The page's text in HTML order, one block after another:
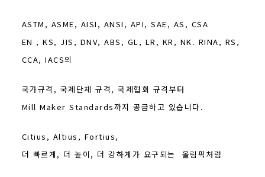
ASTM, ASME, AISI, ANSI, API, SAE, AS, CSA
EN , KS, JIS, DNV, ABS, GL, LR, KR, NK. RINA, RS,
CCA, IACS의
국가규격, 국제단체 규격,국제협회 규격부터
Mill Maker Standards까지 공급하고 있습니다.
Citius, Altius, Fortius,
더 빠르게, 더 높이, 더 강하게가 요구되는 올림픽처럼